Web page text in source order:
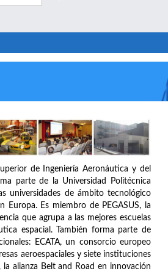
de Ingeniería Aeronáutica y del
parte de la Universidad Politécnica
universidades de ámbito tecnológico
Europa. Es miembro de PEGASUS, la
que agrupa a las mejores escuelas
espacial. También forma parte de
ECATA, un consorcio europeo
aeroespaciales y siete instituciones
la alianza Belt and Road en innovación